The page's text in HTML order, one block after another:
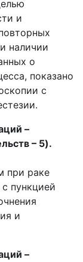
и
наличии
о
показано
с
–
– 5).
при раке
пункцией
и
–